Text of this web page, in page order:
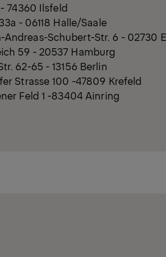
74360 Ilsfeld
- 06118 Halle/Saale
Andreas-Schubert-Str. 6 - 02730
59 - 20537 Hamburg
62-65 - 13156 Berlin
Strasse 100 -47809 Krefeld
Feld 1 -83404 Ainring